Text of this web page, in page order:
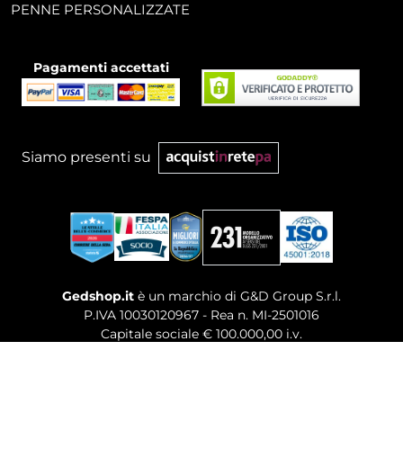
PENNE PERSONALIZZATE
Pagamenti accettati
Siamo presenti su
Gedshop.it è un marchio di G&D Group S.r.l.
P.IVA 10030120967 - Rea n. MI-2501016
Capitale sociale € 100.000,00 i.v.